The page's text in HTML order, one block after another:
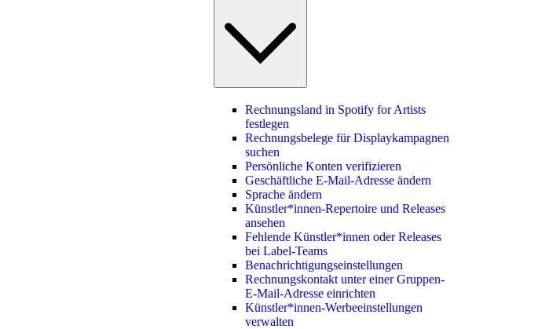
Rechnungsland in Spotify for Artists
festlegen
Rechnungsbelege für Displaykampagnen
suchen
Persönliche Konten verifizieren
Geschäftliche E-Mail-Adresse ändern
Sprache ändern
Künstler*innen-Repertoire und Releases
ansehen
Fehlende Künstler*innen oder Releases
bei Label-Teams
Benachrichtigungseinstellungen
Rechnungskontakt unter einer Gruppen-
E-Mail-Adresse einrichten
Künstler*innen-Werbeeinstellungen
verwalten